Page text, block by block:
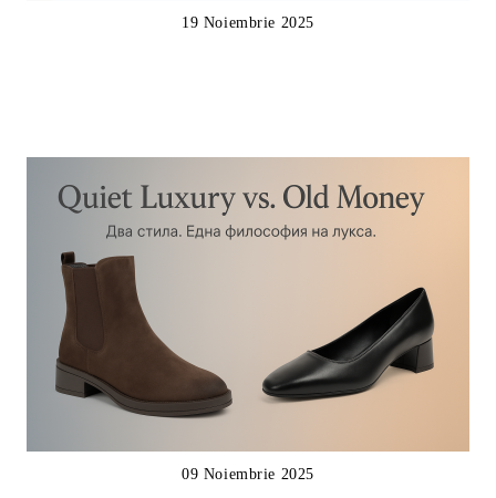
19 Noiembrie 2025
09 Noiembrie 2025